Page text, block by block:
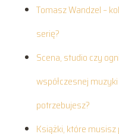
Tomasz Wandzel –
serię?
Scena, studio czy
współczesnej
potrzebujesz?
Książki, które